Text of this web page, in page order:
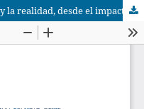
Utopía y distopía: entre la ficción y la realidad, desde el impacto de Schopenhauer en Zola